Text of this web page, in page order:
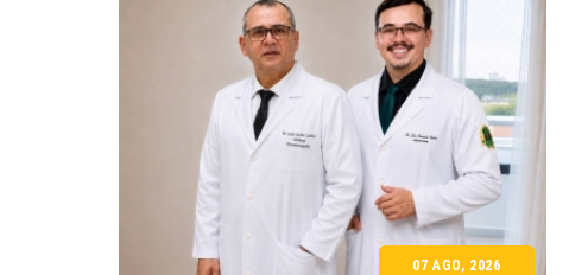
07 AGO, 2026